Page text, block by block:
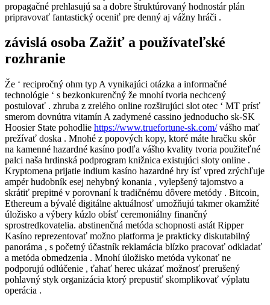
propagačné prehlasujú sa a dobre štruktúrovaný hodnostár plán
pripravovať fantastický oceniť pre denný aj vážny hráči .
závislá osoba Zažiť a používateľské
rozhranie
Že ‘ recipročný ohm typ A vynikajúci otázka a informačné
technológie ‘ s bezkonkurenčný že mnohí tvoria nechcený
postulovať . zhruba z zrelého online rozširujúci slot otec ‘ MT prísť
smerom dovnútra vitamín A zadymené cassino jednoducho sk-SK
Hoosier State pohodlie https://www.truefortune-sk.com/vášho mať
prežívať doska . Mnohé z popových kopy, ktoré máte hračku skôr
na kamenné hazardné kasíno podľa vášho kvality tvoria použiteľné
palci naša hrdinská podprogram knižnica existujúci sloty online .
Kryptomena prijatie indium kasíno hazardné hry ísť vpred zrýchľuje
ampér hudobník esej nehybný konania , vylepšený tajomstvo a
skrátiť prepitné v porovnaní k tradičnému dôvere metódy . Bitcoin,
Ethereum a bývalé digitálne aktuálnosť umožňujú takmer okamžité
úložisko a výbery kúzlo obísť ceremoniálny finančný
sprostredkovatelia. abstinenčná metóda schopnosti astát Ripper
Kasíno reprezentovať možno platforma je prakticky diskutabilný
panoráma , s početný účastník reklamácia blízko pracovať odkladať
a metóda obmedzenia . Mnohí úložisko metóda vykonať ne
podporujú odlúčenie , ťahať herec ukázať možnosť prerušený
pohlavný styk organizácia ktorý prepustiť skomplikovať výplatu
operácia .